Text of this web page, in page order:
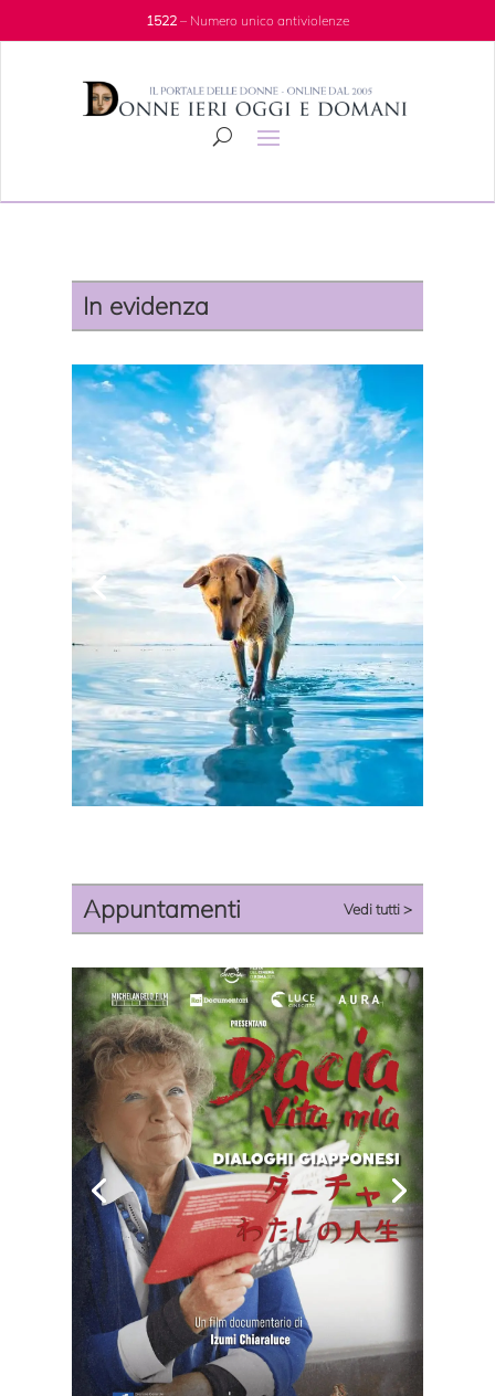
1522– Numero unico antiviolenze
In evidenza
vacanza
con FB
contenitore-
testimone
preferito di
vacanze
esaltanti che
suscitano
sentimenti di
protagonismo e
d’invidia
Leggi di più
Appuntamenti
OTTI DI
CINEMA A
PIAZZA
VITTORIO
Martedì 14
luglio l’arena
ospita Dacia,
vita mia –
Dialoghi
giapponesi
La proiezione
della versione
integrale del
documentario
di Izumi
Chiaraluce
sarà seguita
da un
incontro con
Dacia Maraini
e la regista
Leggi di più